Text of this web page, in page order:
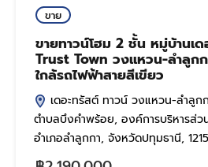
ขาย
ขายทาวน์โฮม 2 ชั้น หมู่บ้านเ
Trust Town วงแหวน-ลำลูก
ใกล้รถไฟฟ้าสายสีเขียว
เดอะทรัสต์ ทาวน์ วงแหวน-ลำลูก
ตำบลบึงคำพร้อย, องค์การบริหารส่
อำเภอลำลูกกา, จังหวัดปทุมธานี,